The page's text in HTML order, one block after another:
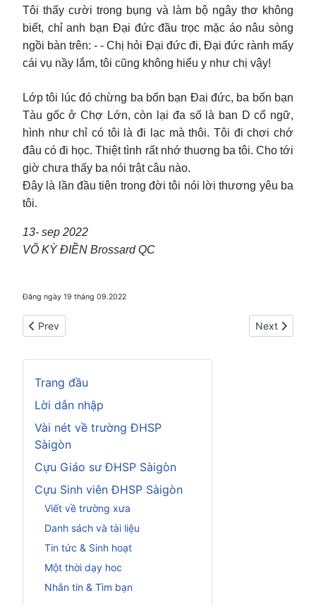
Trang đầu
Lời dẫn nhập
Vài nét về trường ĐHSP
Sàigòn
Cựu Giáo sư ĐHSP Sàigòn
Cựu Sinh viên ĐHSP Sàigòn
Viết về trường xưa
Danh sách và tài liệu
Tin tức & Sinh hoạt
Một thời dạy hoc
Nhắn tin & Tìm bạn
Tôi thấy cười trong bụng và làm bộ ngây thơ không
biết, chỉ anh bạn Đại đức đầu trọc mặc áo nâu sòng
ngồi bàn trên: - - Chị hỏi Đại đức đi, Đại đức rành mấy
cái vụ nầy lắm, tôi cũng không hiểu y như chị vậy!
Lớp tôi lúc đó chừng ba bốn bạn Đai đức, ba bốn bạn
Tàu gốc ở Chợ Lớn, còn lại đa số là ban D cổ ngữ,
hình như chỉ có tôi là đi lạc mà thôi. Tôi đi chơi chớ
đâu có đi học. Thiệt tình rất nhớ thuơng ba tôi. Cho tới
giờ chưa thấy ba nói trật câu nào.
Đây là lần đầu tiên trong đời tôi nói lời thương yêu ba
tôi.
13- sep 2022
VÕ KỲ ĐIỀN Brossard QC
Đăng ngày 19 tháng 09.2022
Previous article: Một vài chuyện từ câu ca dao trái bắp nướng
Prev Next article:
Next